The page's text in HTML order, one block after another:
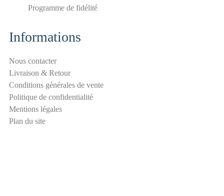
-
p
a
m
E
-
m
Programme de fidélité
Informations
Nous contacter
Livraison & Retour
Conditions générales de vente
Politique de confidentialité
Mentions légales
Plan du site